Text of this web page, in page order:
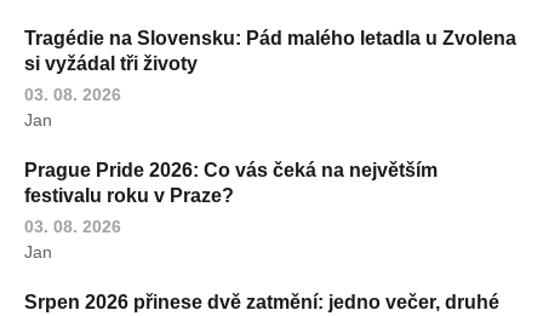
Tragédie na Slovensku: Pád malého letadla u Zvolena
si vyžádal tři životy
03. 08. 2026
Jan
Prague Pride 2026: Co vás čeká na největším
festivalu roku v Praze?
03. 08. 2026
Jan
Srpen 2026 přinese dvě zatmění: jedno večer, druhé